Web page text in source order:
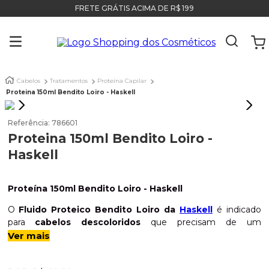
FRETE GRÁTIS ACIMA DE R$ 199
Cabelos Tratamentos
Proteína Capilar
Proteina 150ml Bendito Loiro - Haskell
Referência: 786601
Proteina 150ml Bendito Loiro -
Haskell
Proteína 150ml Bendito Loiro - Haskell
O Fluido Proteico Bendito Loiro da Haskell é indicado
para cabelos descoloridos que precisam de um
tratamento contra danos causados pela descoloração.
Ver mais